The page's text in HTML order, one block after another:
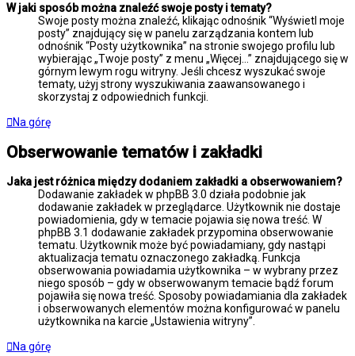
W jaki sposób można znaleźć swoje posty i tematy?
Swoje posty można znaleźć, klikając odnośnik “Wyświetl moje
posty” znajdujący się w panelu zarządzania kontem lub
odnośnik “Posty użytkownika” na stronie swojego profilu lub
wybierając „Twoje posty” z menu „Więcej…” znajdującego się w
górnym lewym rogu witryny. Jeśli chcesz wyszukać swoje
tematy, użyj strony wyszukiwania zaawansowanego i
skorzystaj z odpowiednich funkcji.
Na górę
Obserwowanie tematów i zakładki
Jaka jest różnica między dodaniem zakładki a obserwowaniem?
Dodawanie zakładek w phpBB 3.0 działa podobnie jak
dodawanie zakładek w przeglądarce. Użytkownik nie dostaje
powiadomienia, gdy w temacie pojawia się nowa treść. W
phpBB 3.1 dodawanie zakładek przypomina obserwowanie
tematu. Użytkownik może być powiadamiany, gdy nastąpi
aktualizacja tematu oznaczonego zakładką. Funkcja
obserwowania powiadamia użytkownika – w wybrany przez
niego sposób – gdy w obserwowanym temacie bądź forum
pojawiła się nowa treść. Sposoby powiadamiania dla zakładek
i obserwowanych elementów można konfigurować w panelu
użytkownika na karcie „Ustawienia witryny”.
Na górę